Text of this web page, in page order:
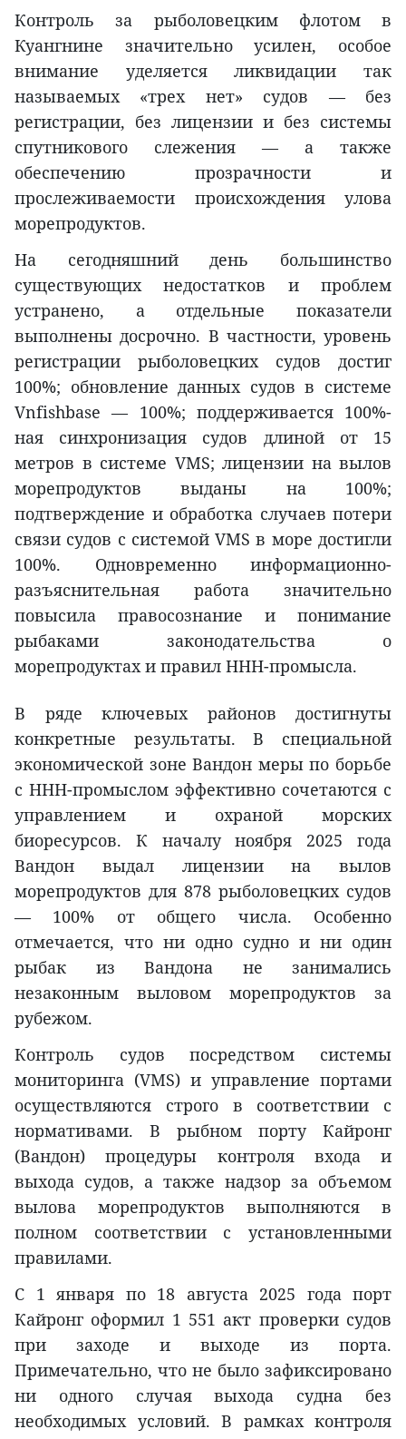
Контроль за рыболовецким флотом в
Куангнине значительно усилен, особое
внимание уделяется ликвидации так
называемых «трех нет» судов — без
регистрации, без лицензии и без системы
спутникового слежения — а также
обеспечению прозрачности и
прослеживаемости происхождения улова
морепродуктов.
На сегодняшний день большинство
существующих недостатков и проблем
устранено, а отдельные показатели
выполнены досрочно. В частности, уровень
регистрации рыболовецких судов достиг
100%; обновление данных судов в системе
Vnfishbase — 100%; поддерживается 100%-
ная синхронизация судов длиной от 15
метров в системе VMS; лицензии на вылов
морепродуктов выданы на 100%;
подтверждение и обработка случаев потери
связи судов с системой VMS в море достигли
100%. Одновременно информационно-
разъяснительная работа значительно
повысила правосознание и понимание
рыбаками законодательства о
морепродуктах и правил ННН-промысла.
В ряде ключевых районов достигнуты
конкретные результаты. В специальной
экономической зоне Вандон меры по борьбе
с ННН-промыслом эффективно сочетаются с
управлением и охраной морских
биоресурсов. К началу ноября 2025 года
Вандон выдал лицензии на вылов
морепродуктов для 878 рыболовецких судов
— 100% от общего числа. Особенно
отмечается, что ни одно судно и ни один
рыбак из Вандона не занимались
незаконным выловом морепродуктов за
рубежом.
Контроль судов посредством системы
мониторинга (VMS) и управление портами
осуществляются строго в соответствии с
нормативами. В рыбном порту Кайронг
(Вандон) процедуры контроля входа и
выхода судов, а также надзор за объемом
вылова морепродуктов выполняются в
полном соответствии с установленными
правилами.
С 1 января по 18 августа 2025 года порт
Кайронг оформил 1 551 акт проверки судов
при заходе и выходе из порта.
Примечательно, что не было зафиксировано
ни одного случая выхода судна без
необходимых условий. В рамках контроля